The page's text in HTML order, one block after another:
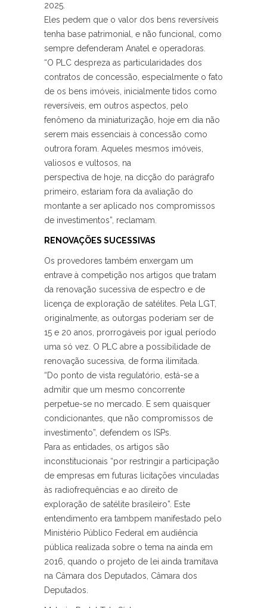
2025.
Eles pedem que o valor dos bens reversíveis
tenha base patrimonial, e não funcional, como
sempre defenderam Anatel e operadoras.
“O PLC despreza as particularidades dos
contratos de concessão, especialmente o fato
de os bens imóveis, inicialmente tidos como
reversíveis, em outros aspectos, pelo
fenômeno da miniaturização, hoje em dia não
serem mais essenciais à concessão como
outrora foram. Aqueles mesmos imóveis,
valiosos e vultosos, na
perspectiva de hoje, na dicção do parágrafo
primeiro, estariam fora da avaliação do
montante a ser aplicado nos compromissos
de investimentos”, reclamam.
RENOVAÇÕES SUCESSIVAS
Os provedores também enxergam um
entrave à competição nos artigos que tratam
da renovação sucessiva de espectro e de
licença de exploração de satélites. Pela LGT,
originalmente, as outorgas poderiam ser de
15 e 20 anos, prorrogáveis por igual período
uma só vez. O PLC abre a possibilidade de
renovação sucessiva, de forma ilimitada.
“Do ponto de vista regulatório, está-se a
admitir que um mesmo concorrente
perpetue-se no mercado. E sem quaisquer
condicionantes, que não compromissos de
investimento”, defendem os ISPs.
Para as entidades, os artigos são
inconstitucionais “por restringir a participação
de empresas em futuras licitações vinculadas
às radiofrequências e ao direito de
exploração de satélite brasileiro”. Este
entendimento era tambpem manifestado pelo
Ministério Público Federal em audiência
pública realizada sobre o tema na ainda em
2016, quando o projeto de lei ainda tramitava
na Câmara dos Deputados, Câmara dos
Deputados.